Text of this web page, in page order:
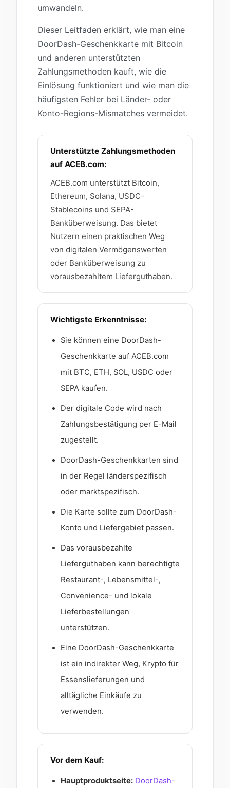
umwandeln.
Dieser Leitfaden erklärt, wie man eine
DoorDash-Geschenkkarte mit Bitcoin
und anderen unterstützten
Zahlungsmethoden kauft, wie die
Einlösung funktioniert und wie man die
häufigsten Fehler bei Länder- oder
Konto-Regions-Mismatches vermeidet.
Unterstützte Zahlungsmethoden
auf ACEB.com:
ACEB.com unterstützt Bitcoin,
Ethereum, Solana, USDC-
Stablecoins und SEPA-
Banküberweisung. Das bietet
Nutzern einen praktischen Weg
von digitalen Vermögenswerten
oder Banküberweisung zu
vorausbezahltem Lieferguthaben.
Wichtigste Erkenntnisse:
Sie können eine DoorDash-
Geschenkkarte auf ACEB.com
mit BTC, ETH, SOL, USDC oder
SEPA kaufen.
Der digitale Code wird nach
Zahlungsbestätigung per E-Mail
zugestellt.
DoorDash-Geschenkkarten sind
in der Regel länderspezifisch
oder marktspezifisch.
Die Karte sollte zum DoorDash-
Konto und Liefergebiet passen.
Das vorausbezahlte
Lieferguthaben kann berechtigte
Restaurant-, Lebensmittel-,
Convenience- und lokale
Lieferbestellungen
unterstützen.
Eine DoorDash-Geschenkkarte
ist ein indirekter Weg, Krypto für
Essenslieferungen und
alltägliche Einkäufe zu
verwenden.
Vor dem Kauf:
Hauptproduktseite: DoorDash-